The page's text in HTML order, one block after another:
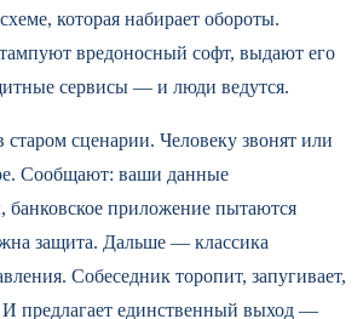
которая набирает обороты.
вредоносный софт, выдают его
сервисы — и люди ведутся.
старом сценарии. Человеку звонят или
Сообщают: ваши данные
банковское приложение пытаются
защита. Дальше — классика
Собеседник торопит, запугивает,
И предлагает единственный выход —